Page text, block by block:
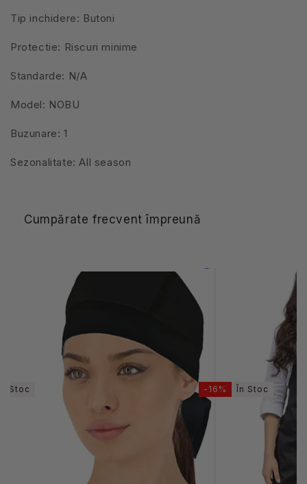
Tip inchidere: Butoni
Protectie: Riscuri minime
Standarde: N/A
Model: NOBU
Buzunare: 1
Sezonalitate: All season
Cumpărate frecvent împreună
Stoc -16% În Stoc